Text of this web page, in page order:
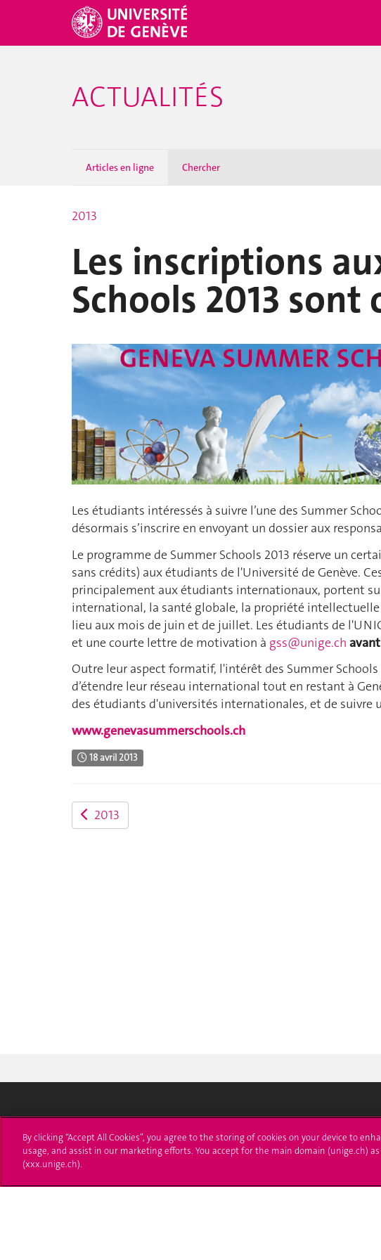
ACTUALITÉS
Articles en ligne Chercher
2013
Les inscriptions
Schools 2013 sont
Les étudiants intéressés à suivre l’une des Summer
désormais s’inscrire en envoyant un dossier aux
Le programme de Summer Schools 2013 réserve un
sans crédits) aux étudiants de l'Université de Genève.
principalement aux étudiants internationaux, portent
international, la santé globale, la propriété
lieu aux mois de juin et de juillet. Les étudiants de
et une courte lettre de motivation à gss@unige.ch
Outre leur aspect formatif, l'intérêt des Summer
d’étendre leur réseau international tout en restant à
des étudiants d'universités internationales, et de suivre
www.genevasummerschools.ch
18 avril 2013
2013
24 rue du Général-Dufour
T. +41 (0)22 379 71 11
Immatriculations
Démarches
By clicking “Accept All Cookies”, you agree to the storing of cookies on your device to
usage, and assist in our marketing efforts. You accept for the main domain (unige.ch)
(xxx.unige.ch).